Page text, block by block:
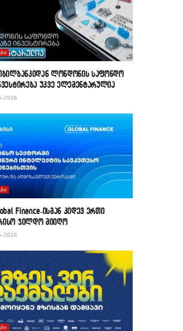
ლონდონის საფონდო
უკვე ელემენტარულია
2026
Finance-ისგან კიდევ ერთი
ჯილდო მიიღო
2026